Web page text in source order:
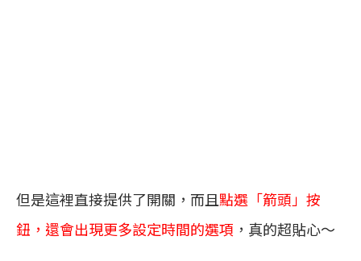
但是這裡直接提供了開關，而且點選「箭頭」按
鈕，還會出現更多設定時間的選項 ，真的超貼心～